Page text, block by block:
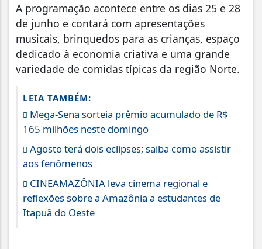
A programação acontece entre os dias 25 e 28
de junho e contará com apresentações
musicais, brinquedos para as crianças, espaço
dedicado à economia criativa e uma grande
variedade de comidas típicas da região Norte.
LEIA TAMBÉM:
Mega-Sena sorteia prêmio acumulado de R$
165 milhões neste domingo
Agosto terá dois eclipses; saiba como assistir
aos fenômenos
CINEAMAZÔNIA leva cinema regional e
reflexões sobre a Amazônia a estudantes de
Itapuã do Oeste